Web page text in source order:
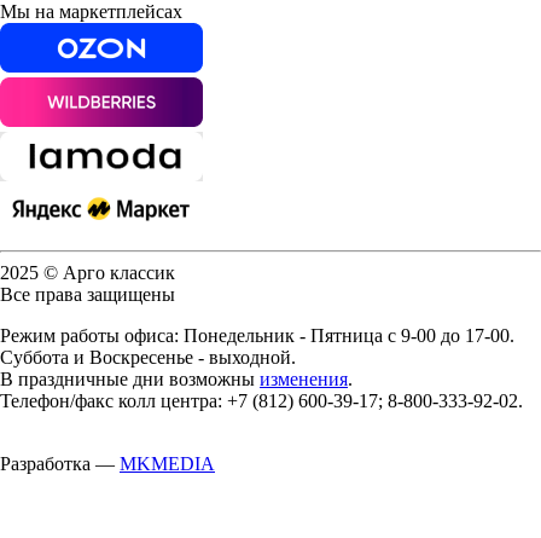
Мы на маркетплейсах
2025 © Арго классик
Все права защищены
Режим работы офиса: Понедельник - Пятница с 9-00 до 17-00.
Суббота и Воскресенье - выходной.
В праздничные дни возможны изменения.
Телефон/факс колл центра: +7 (812) 600-39-17; 8-800-333-92-02.
Разработка — MKMEDIA